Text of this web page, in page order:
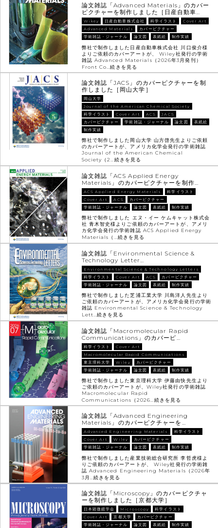
論文雑誌「Advanced Materials」のカバー
ピクチャーを制作しました［日産自動車…
Wikey 日産自動車株式会社 科学イラスト
Cover Art
Advanced Materials
カバーピクチャー
学術雑誌・ジャーナル
論文図 表紙絵 制作実績
弊社で制作しました日産自動車株式会社 川口俊介様
よりご依頼のカバーアートが、 Wiley社発行の学術
雑誌 Advanced Materials（2026年3月発刊）
Front Co…続きを見る
論文雑誌「JACS」のカバーピクチャーを制
作しました［岡山大学］
岡山大学
Journal of the American Chemical Society
科学イラスト
Cover Art ACS
JACS
カバーピクチャー
学術雑誌・ジャーナル 論文図
表紙絵
制作実績
弊社で制作しました岡山大学 山方啓先生よりご依頼
のカバーアートが、アメリカ化学会発行の学術雑誌
Journal of the American Chemical
Society（2…続きを見る
論文雑誌「ACS Applied Energy
Materials」のカバーピクチャーを制作…
ACS Applied Energy Materials
科学イラスト
Cover Art
ACS
カバーピクチャー
学術雑誌・ジャーナル
論文図 表紙絵 制作実績
弊社で制作しました エヌ・イー ケムキャット株式会
社 青木智史様よりご依頼のカバーアートが、アメリ
カ化学会発行の学術雑誌 ACS Applied Energy
Materials（…続きを見る
論文雑誌「Environmental Science &
Technology Letter…
Environmental Science & Technology Letters
科学イラスト
Cover Art ACS
カバーピクチャー
学術雑誌・ジャーナル
論文図 表紙絵 制作実績
弊社で制作しました芝浦工業大学 川島洋人先生より
ご依頼のカバーアートが、アメリカ化学会発行の学術
雑誌 Environmental Science & Technology
Lett…続きを見る
論文雑誌「Macromolecular Rapid
Communications」のカバーピ…
科学イラスト
Cover Art
Macromolecular Rapid Communications
東京理科大学
Wiley
カバーピクチャー
学術雑誌・ジャーナル
論文図 表紙絵 制作実績
弊社で制作しました東京理科大学 伊藤由快先生より
ご依頼のカバーアートが、Wiley社発行の学術雑誌
Macromolecular Rapid
Communications（2026…続きを見る
論文雑誌「Advanced Engineering
Materials」のカバーピクチャーを…
Advanced Engineering Materials
科学イラスト
Cover Art
Wiley
カバーピクチャー
学術雑誌・ジャーナル
論文図 表紙絵 制作実績
弊社で制作しました産業技術総合研究所 李哲虎様よ
りご依頼のカバーアートが、 Wiley社発行の学術雑
誌 Advanced Engineering Materials（2026年
3月…続きを見る
論文雑誌「Microscopy」のカバーピクチャ
ーを制作しました［京都大学］
日本顕微鏡学会 Microscopy
科学イラスト
Cover Art
京都大学
カバーピクチャー
学術雑誌・ジャーナル
論文図 表紙絵 制作実績